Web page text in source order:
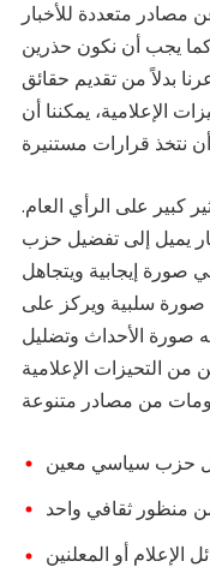
متعددة للأخبار
كما يجب أن نكون حذرين
بدلاً من تقديم حقائق
الإعلامية، يمكننا أن
كبير على الرأي العام.
يميل إلى تفضيل حزب
إيجابية ويتجاهل
صورة سلبية ويركز على
صورة الأحداث وتضليل
من التحيزات الإعلامية